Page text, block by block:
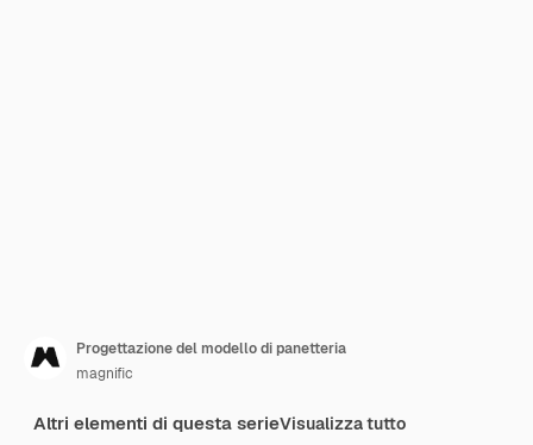
Progettazione del modello di panetteria
magnific
Altri elementi di questa serieVisualizza tutto